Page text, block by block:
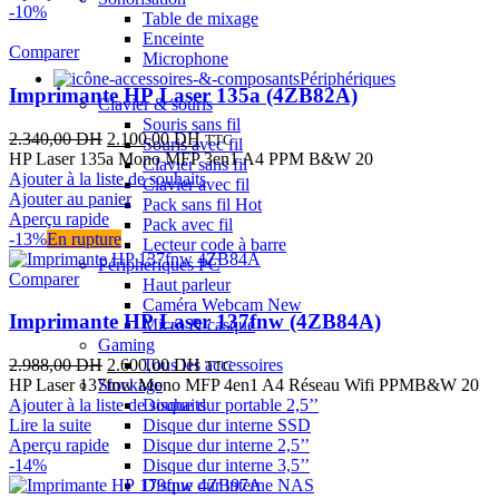
Table de mixage
Enceinte
Microphone
Périphériques
Clavier & souris
Souris sans fil
Souris avec fil
Clavier sans fil
Clavier avec fil
Pack sans fil Hot
Pack avec fil
Lecteur code à barre
Périphériques PC
Haut parleur
Caméra Webcam New
Micro & casque
Gaming
Tous les accessoires
Stockage
Disque dur portable 2,5’’
Disque dur interne SSD
Disque dur interne 2,5’’
Disque dur interne 3,5’’
Disque dur interne NAS
-10%
Comparer
Imprimante HP Laser 135a (4ZB82A)
2.340,00DH Le
prix
initial
était :
2.340,00 DH.
2.100,00DHLe
prix
actuel
est :
2.100,00 DH.
TTC
HP Laser 135a Mono MFP 3en1 A4 PPM B&W 20
Ajouter à la liste de souhaits
Ajouter au panier
Aperçu rapide
-13%En rupture
Comparer
Imprimante HP Laser 137fnw (4ZB84A)
2.988,00DH Le
prix
initial
était :
2.988,00 DH.
2.600,00DHLe
prix
actuel
est :
2.600,00 DH.
TTC
HP Laser 137fnw Mono MFP 4en1 A4 Réseau Wifi PPMB&W 20
Ajouter à la liste de souhaits
Lire la suite
Aperçu rapide
-14%